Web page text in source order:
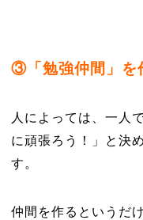
③「勉強仲間」を
人によっては、一人
に頑張ろう！」と決
す。
仲間を作るというだ